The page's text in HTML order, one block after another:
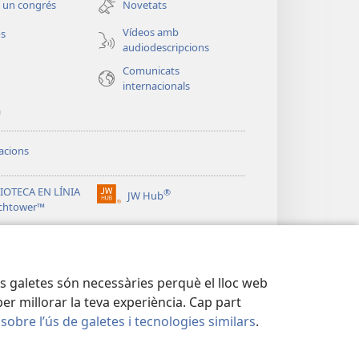
són necessàries perquè el lloc web
millorar la teva experiència. Cap part
l’ús de galetes i tecnologies similars.
finestra
nova)
un congrés
Novetats
Vídeos amb
audiodescripcions
Comunicats
internacionals
EN LÍNIA
JW Hub®
(obre